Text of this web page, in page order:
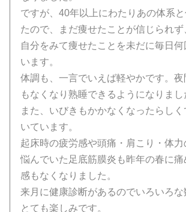
ですが、40年以上にわたりあの体系
たので、まだ痩せたことが信じられず
自分をみて痩せたことを未だに毎日何
います。
体調も、一言でいえば軽やかです。
もなくなり熟睡できるようになりまし
また、いびきもかかなくなったらし
いています。
起床時の疲労感や頭痛・肩こり・体
悩んでいた足底筋膜炎も昨年の春に
感もなくなりました。
来月に健康診断があるのでいろいろ
とても楽しみです。